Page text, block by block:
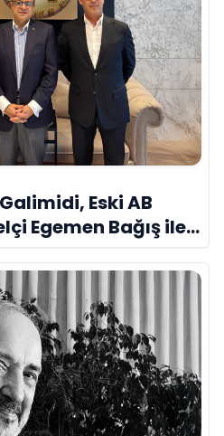
Eski AB
Egemen Bağış ile